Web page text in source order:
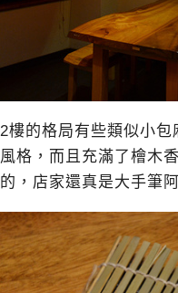
2樓的格局有些類似小
風格，而且充滿了檜木
的，店家還真是大手筆